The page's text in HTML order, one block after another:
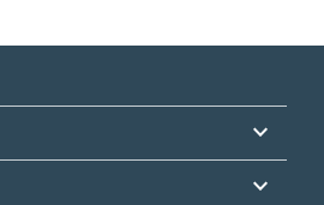
keyboard_arrow_down
keyboard_arrow_down